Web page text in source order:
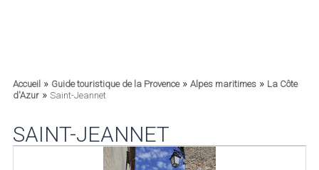
Accueil» Guide touristique de la Provence» Alpes maritimes» La Côte
d'Azur» Saint-Jeannet
SAINT-JEANNET